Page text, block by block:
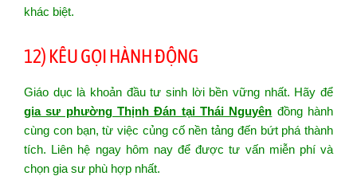
khác biệt.
12) KÊU GỌI HÀNH ĐỘNG
Giáo dục là khoản đầu tư sinh lời bền vững nhất. Hãy để
gia sư phường Thịnh Đán tại Thái Nguyên đồng hành
cùng con bạn, từ việc củng cố nền tảng đến bứt phá thành
tích. Liên hệ ngay hôm nay để được tư vấn miễn phí và
chọn gia sư phù hợp nhất.